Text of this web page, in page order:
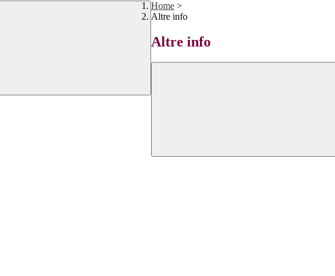
Home >
Altre info
Altre info